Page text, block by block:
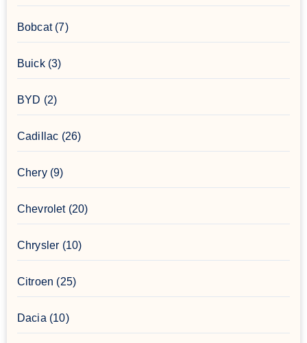
Bobcat(7)
Buick(3)
BYD (2)
Cadillac (26)
Chery(9)
Chevrolet(20)
Chrysler (10)
Citroen (25)
Dacia (10)